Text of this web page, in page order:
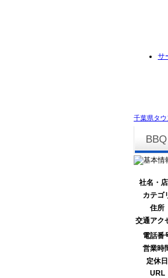
サ
千葉県タウ
社名・
カテゴ
住所
交通アク
電話番
営業時
定休日
URL